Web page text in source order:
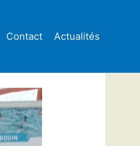
Contact Actualités